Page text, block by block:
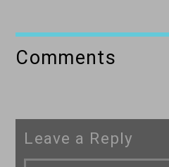
Comments
Leave a Reply